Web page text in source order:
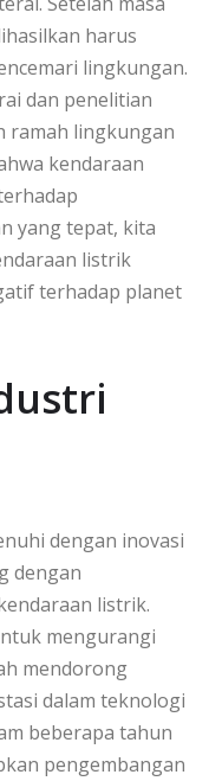
harus
lingkungan.
dan penelitian
ramah lingkungan
kendaraan
yang tepat, kita
listrik
terhadap planet
dengan inovasi
dengan
listrik.
mengurangi
mendorong
dalam teknologi
beberapa tahun
pengembangan